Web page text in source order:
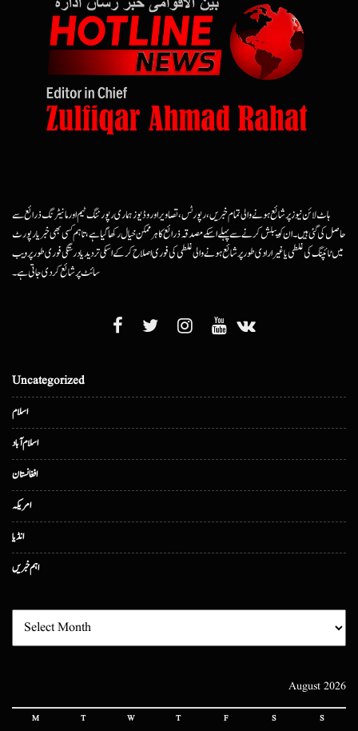
ہاٹ لائن نیوز پر شائع ہونے والی تمام خبریں، رپورٹس، تصاویر اور وڈیوز ہماری رپورٹنگ ٹیم اور مانیٹرنگ ذرائع سے
حاصل کی گئی ہیں۔ ان کو پبلش کرنے سے پہلے اسکے مصدقہ ذرائع کا ہرممکن خیال رکھا گیا ہے، تاہم کسی بھی خبر یا رپورٹ
میں ٹائپنگ کی غلطی یا غیرارادی طور پر شائع ہونے والی غلطی کی فوری اصلاح کرکے اسکی تردید یا درستگی فوری طور پر ویب
سائٹ پر شائع کردی جاتی ہے۔
Uncategorized
اسلام
اسلام آباد
افغانستان
امریکہ
انڈیا
اہم خبریں
August 2026
M T W T F S S